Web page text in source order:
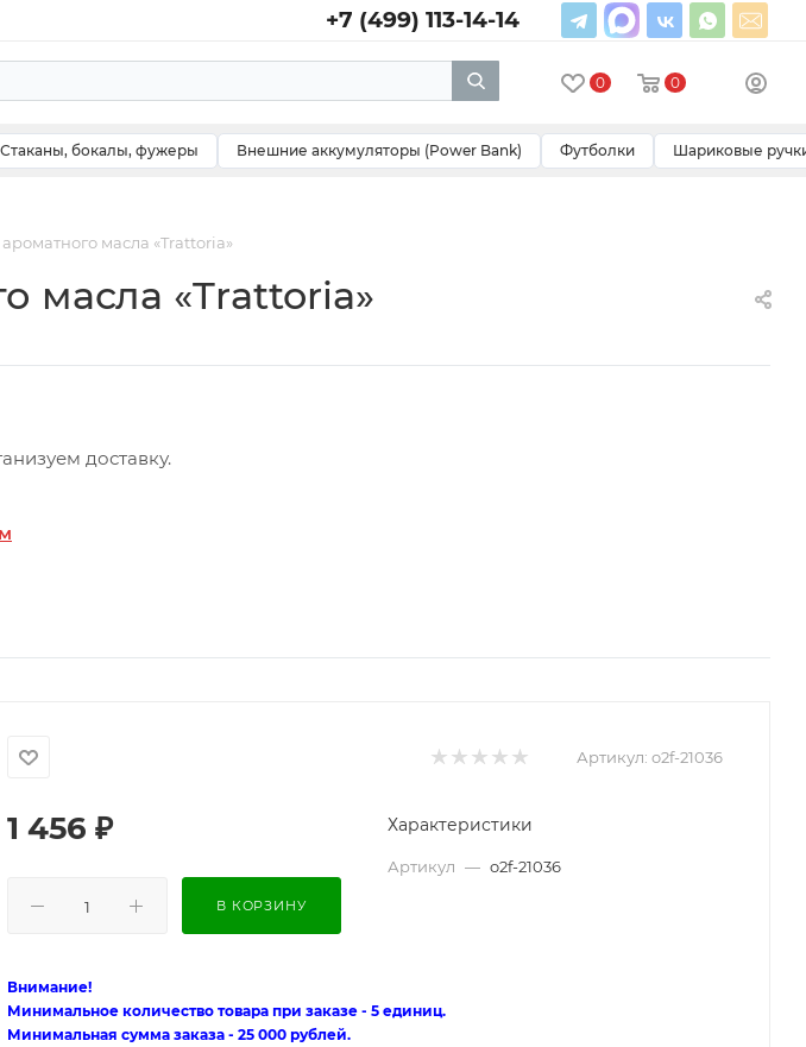
+7 (499) 113-14-14
0 0
Стаканы, бокалы, фужеры Внешние аккумуляторы (Power Bank) Футболки Шариковые
масла «Trattoria»
масла «Trattoria»
доставку.
Артикул: o2f-21036
1 456 ₽
В КОРЗИНУ
Характеристики
Артикул — o2f-21036
Внимание!
Минимальное количество товара при заказе - 5 единиц.
Минимальная сумма заказа - 25 000 рублей.